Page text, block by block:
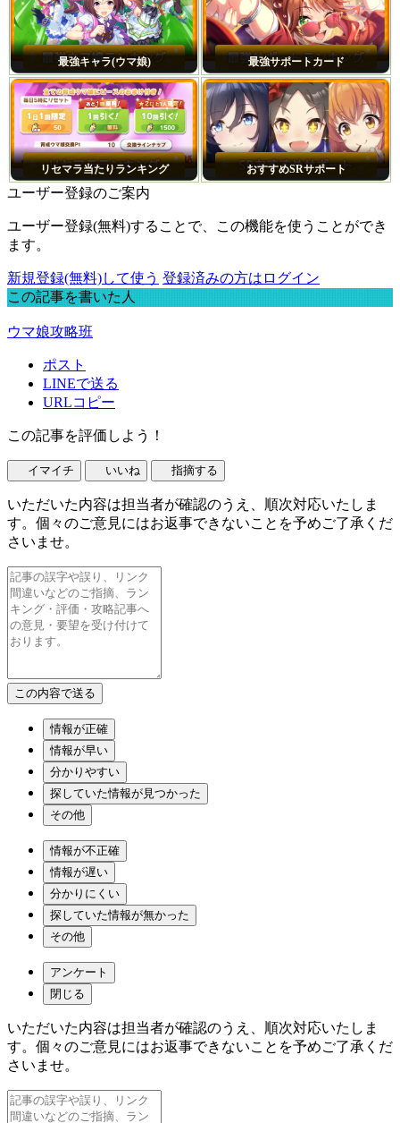
最強キャラ(ウマ娘) 最強サポートカード
リセマラ当たりランキング おすすめSRサポート
ユーザー登録のご案内
ユーザー登録(無料)することで、この機能を使うことができ
ます。
新規登録(無料)して使う 登録済みの方はログイン
この記事を書いた人
ウマ娘攻略班
ポスト
LINEで送る
URLコピー
この記事を評価しよう！
イマイチ いいね 指摘する
いただいた内容は担当者が確認のうえ、順次対応いたしま
す。個々のご意見にはお返事できないことを予めご了承くだ
さいませ。
情報が正確
情報が早い
分かりやすい
探していた情報が見つかった
その他
情報が不正確
情報が遅い
分かりにくい
探していた情報が無かった
その他
アンケート
閉じる
いただいた内容は担当者が確認のうえ、順次対応いたしま
す。個々のご意見にはお返事できないことを予めご了承くだ
さいませ。